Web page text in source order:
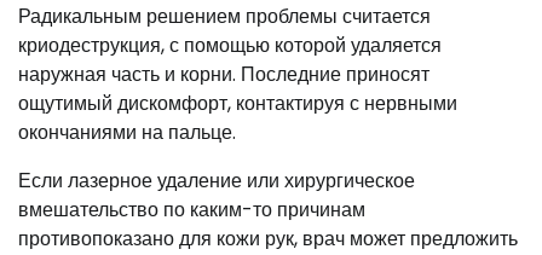
Радикальным решением проблемы считается
криодеструкция, с помощью которой удаляется
наружная часть и корни. Последние приносят
ощутимый дискомфорт, контактируя с нервными
окончаниями на пальце.
Если лазерное удаление или хирургическое
вмешательство по каким-то причинам
противопоказано для кожи рук, врач может предложить